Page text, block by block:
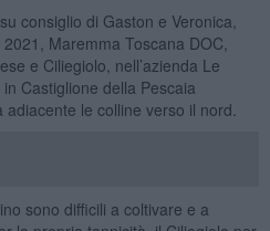
consiglio di Gaston e Veronica,
Maremma Toscana DOC,
e Ciliegiolo, nell’azienda Le
Castiglione della Pescaia
le colline verso il nord.
sono difficili a coltivare e a